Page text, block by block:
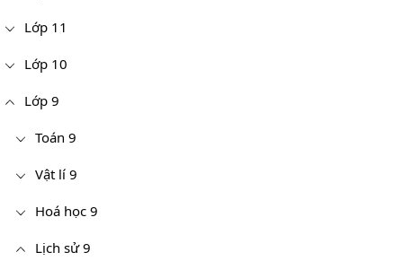
Lớp 11
Lớp 10
Lớp 9
Toán 9
Vật lí 9
Hoá học 9
Lịch sử 9